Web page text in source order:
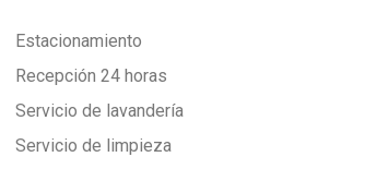
Estacionamiento
Recepción 24 horas
Servicio de lavandería
Servicio de limpieza